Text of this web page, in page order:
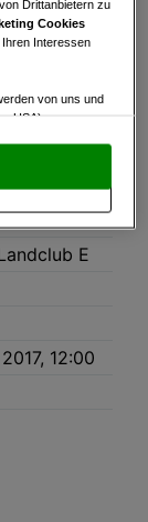
E
12:00
Drittanbietern zu
Cookies
Interessen
von uns und
USA)
insbesondere
zu Kontroll- und
aus USA) ein.